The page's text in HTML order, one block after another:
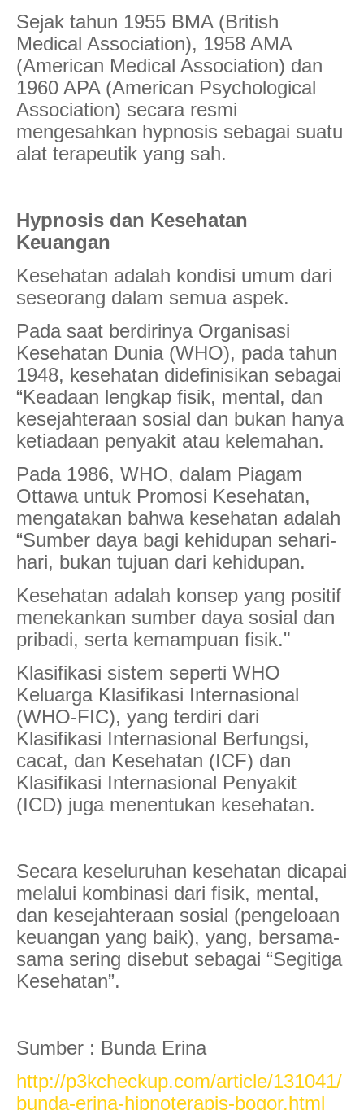
Sejak tahun 1955 BMA (British
Medical Association), 1958 AMA
(American Medical Association) dan
1960 APA (American Psychological
Association) secara resmi
mengesahkan hypnosis sebagai suatu
alat terapeutik yang sah.
Hypnosis dan Kesehatan
Keuangan
Kesehatan adalah kondisi umum dari
seseorang dalam semua aspek.
Pada saat berdirinya Organisasi
Kesehatan Dunia (WHO), pada tahun
1948, kesehatan didefinisikan sebagai
“Keadaan lengkap fisik, mental, dan
kesejahteraan sosial dan bukan hanya
ketiadaan penyakit atau kelemahan.
Pada 1986, WHO, dalam Piagam
Ottawa untuk Promosi Kesehatan,
mengatakan bahwa kesehatan adalah
“Sumber daya bagi kehidupan sehari-
hari, bukan tujuan dari kehidupan.
Kesehatan adalah konsep yang positif
menekankan sumber daya sosial dan
pribadi, serta kemampuan fisik."
Klasifikasi sistem seperti WHO
Keluarga Klasifikasi Internasional
(WHO-FIC), yang terdiri dari
Klasifikasi Internasional Berfungsi,
cacat, dan Kesehatan (ICF) dan
Klasifikasi Internasional Penyakit
(ICD) juga menentukan kesehatan.
Secara keseluruhan kesehatan dicapai
melalui kombinasi dari fisik, mental,
dan kesejahteraan sosial (pengeloaan
keuangan yang baik), yang, bersama-
sama sering disebut sebagai “Segitiga
Kesehatan”.
Sumber : Bunda Erina
http://p3kcheckup.com/article/131041/
bunda-erina-hipnoterapis-bogor.html